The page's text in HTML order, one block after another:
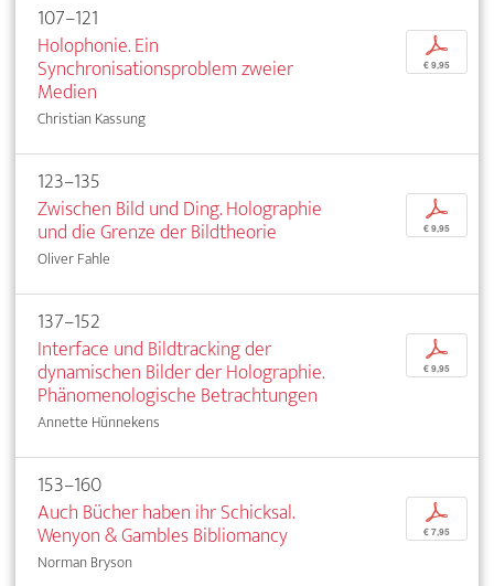
107–121
Holophonie. Ein
Synchronisationsproblem zweier
Medien
Christian Kassung
p
€ 9,95
123–135
Zwischen Bild und Ding. Holographie
und die Grenze der Bildtheorie
Oliver Fahle
p
€ 9,95
137–152
Interface und Bildtracking der
dynamischen Bilder der Holographie.
Phänomenologische Betrachtungen
Annette Hünnekens
p
€ 9,95
153–160
Auch Bücher haben ihr Schicksal.
Wenyon & Gambles Bibliomancy
Norman Bryson
p
€ 7,95